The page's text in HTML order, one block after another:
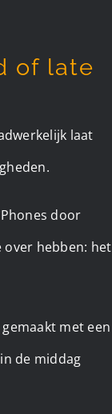
of late
laat
door
over hebben: het
met een
de middag